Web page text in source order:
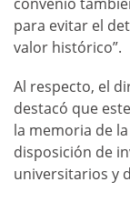
para evitar el
valor histórico”.
Al respecto, el
destacó que
la memoria de
disposición de
universitarios y